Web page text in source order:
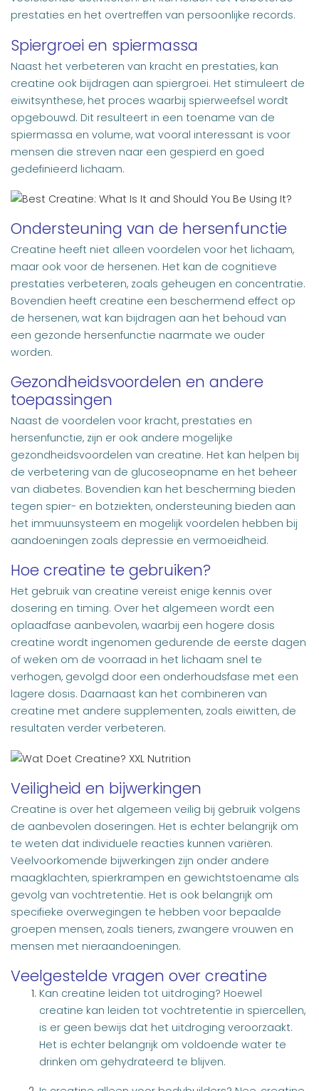
prestaties en het overtreffen van persoonlijke records.
Spiergroei en spiermassa
Naast het verbeteren van kracht en prestaties, kan
creatine ook bijdragen aan spiergroei. Het stimuleert de
eiwitsynthese, het proces waarbij spierweefsel wordt
opgebouwd. Dit resulteert in een toename van de
spiermassa en volume, wat vooral interessant is voor
mensen die streven naar een gespierd en goed
gedefinieerd lichaam.
Ondersteuning van de hersenfunctie
Creatine heeft niet alleen voordelen voor het lichaam,
maar ook voor de hersenen. Het kan de cognitieve
prestaties verbeteren, zoals geheugen en concentratie.
Bovendien heeft creatine een beschermend effect op
de hersenen, wat kan bijdragen aan het behoud van
een gezonde hersenfunctie naarmate we ouder
worden.
Gezondheidsvoordelen en andere
toepassingen
Naast de voordelen voor kracht, prestaties en
hersenfunctie, zijn er ook andere mogelijke
gezondheidsvoordelen van creatine. Het kan helpen bij
de verbetering van de glucoseopname en het beheer
van diabetes. Bovendien kan het bescherming bieden
tegen spier- en botziekten, ondersteuning bieden aan
het immuunsysteem en mogelijk voordelen hebben bij
aandoeningen zoals depressie en vermoeidheid.
Hoe creatine te gebruiken?
Het gebruik van creatine vereist enige kennis over
dosering en timing. Over het algemeen wordt een
oplaadfase aanbevolen, waarbij een hogere dosis
creatine wordt ingenomen gedurende de eerste dagen
of weken om de voorraad in het lichaam snel te
verhogen, gevolgd door een onderhoudsfase met een
lagere dosis. Daarnaast kan het combineren van
creatine met andere supplementen, zoals eiwitten, de
resultaten verder verbeteren.
Veiligheid en bijwerkingen
Creatine is over het algemeen veilig bij gebruik volgens
de aanbevolen doseringen. Het is echter belangrijk om
te weten dat individuele reacties kunnen variëren.
Veelvoorkomende bijwerkingen zijn onder andere
maagklachten, spierkrampen en gewichtstoename als
gevolg van vochtretentie. Het is ook belangrijk om
specifieke overwegingen te hebben voor bepaalde
groepen mensen, zoals tieners, zwangere vrouwen en
mensen met nieraandoeningen.
Veelgestelde vragen over creatine
Kan creatine leiden tot uitdroging? Hoewel
creatine kan leiden tot vochtretentie in spiercellen,
is er geen bewijs dat het uitdroging veroorzaakt.
Het is echter belangrijk om voldoende water te
drinken om gehydrateerd te blijven.